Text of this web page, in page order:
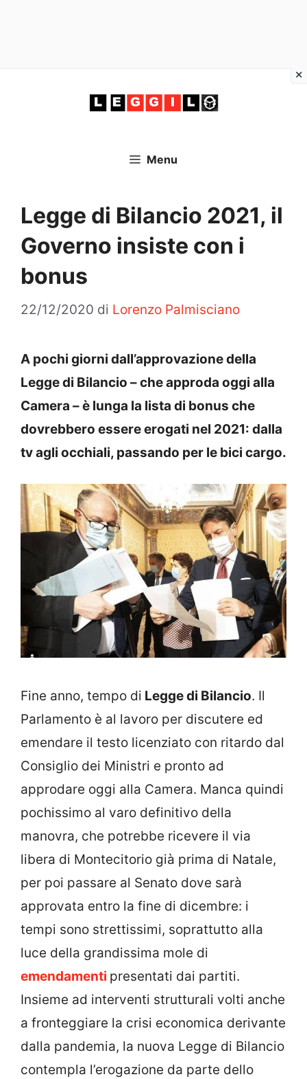
Menu
Legge di Bilancio 2021, il
Governo insiste con i
bonus
22/12/2020 di Lorenzo Palmisciano
A pochi giorni dall’approvazione della
Legge di Bilancio – che approda oggi alla
Camera – è lunga la lista di bonus che
dovrebbero essere erogati nel 2021: dalla
tv agli occhiali, passando per le bici cargo.
Fine anno, tempo di Legge di Bilancio. Il
Parlamento è al lavoro per discutere ed
emendare il testo licenziato con ritardo dal
Consiglio dei Ministri e pronto ad
approdare oggi alla Camera. Manca quindi
pochissimo al varo definitivo della
manovra, che potrebbe ricevere il via
libera di Montecitorio già prima di Natale,
per poi passare al Senato dove sarà
approvata entro la fine di dicembre: i
tempi sono strettissimi, soprattutto alla
luce della grandissima mole di
emendamenti presentati dai partiti.
Insieme ad interventi strutturali volti anche
a fronteggiare la crisi economica derivante
dalla pandemia, la nuova Legge di Bilancio
contempla l’erogazione da parte dello